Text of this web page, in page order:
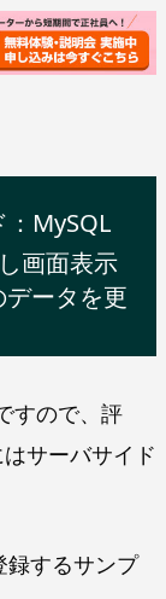
：MySQL
画面表示
ータを更
すので、評
サーバサイド
録するサンプ